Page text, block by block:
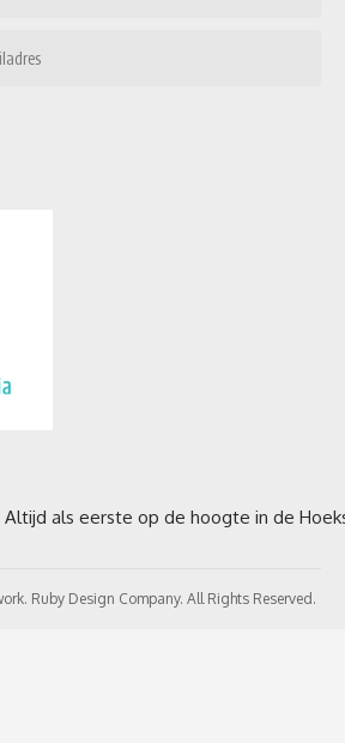
Ruby Design Company. All Rights Reserved.